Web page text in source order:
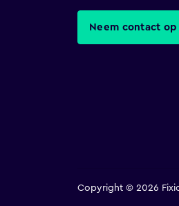
Neem contact op
Copyright © 2026